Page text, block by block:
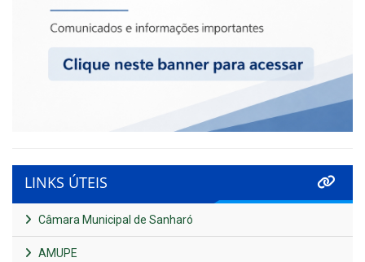
LINKS ÚTEIS
Câmara Municipal de Sanharó
AMUPE